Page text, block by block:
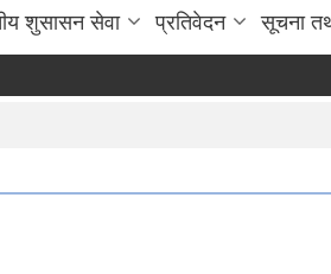
शुसासन सेवा प्रतिवेदन सूचना